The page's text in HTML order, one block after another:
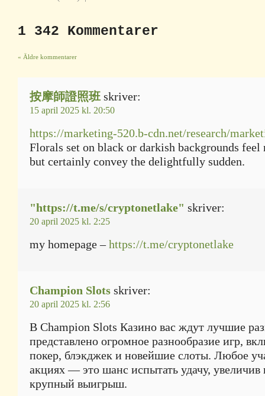
1 342 Kommentarer
« Äldre kommentarer
按摩師證照班 skriver:
15 april 2025 kl. 20:50
https://marketing-520.b-cdn.net/research/
Florals set on black or darkish backgrounds feel
but certainly convey the delightfully sudden.
"https://t.me/s/cryptonetlake" skriver:
20 april 2025 kl. 2:25
my homepage –https://t.me/cryptonetlake
Champion Slots skriver:
20 april 2025 kl. 2:56
В Champion Slots Казино вас ждут лучшие
представлено огромное разнообразие игр,
покер, блэкджек и новейшие слоты. Любое
акциях — это шанс испытать удачу,
крупный выигрыш.